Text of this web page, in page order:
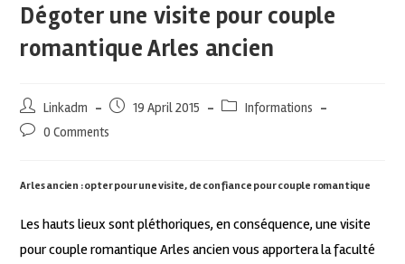
Dégoter une visite pour couple
romantique Arles ancien
Linkadm 19 April 2015
Informations
0 Comments
Arles ancien : opter pour une visite, de confiance pour couple romantique
Les hauts lieux sont pléthoriques, en conséquence, une visite
pour couple romantique Arles ancien vous apportera la faculté